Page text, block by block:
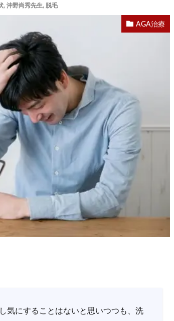
, 沖野尚秀先生, 脱毛
AGA治療
気にすることはないと思いつつも、洗